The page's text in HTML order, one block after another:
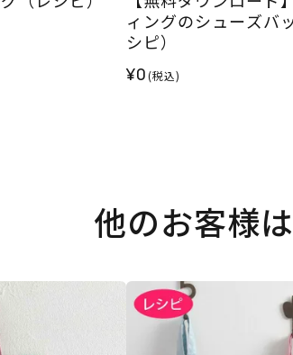
ィングのシューズバ
シピ）
¥0(税込)
他のお客様